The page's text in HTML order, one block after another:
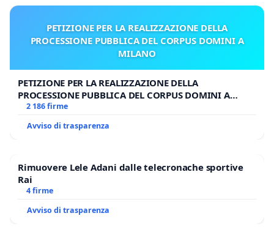
PETIZIONE PER LA REALIZZAZIONE DELLA
PROCESSIONE PUBBLICA DEL CORPUS DOMINI A
MILANO
PETIZIONE PER LA REALIZZAZIONE DELLA
PROCESSIONE PUBBLICA DEL CORPUS DOMINI A
MILANO
2 186 firme
Avviso di trasparenza
Rimuovere Lele Adani dalle telecronache sportive
Rai
4 firme
Avviso di trasparenza